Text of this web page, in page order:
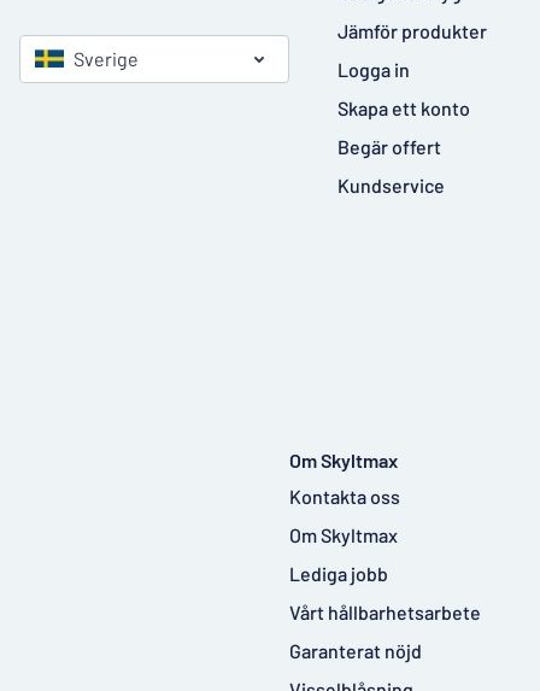
Sverige
Jämför produkter
Logga in
Skapa ett konto
Begär offert
Kundservice
Om Skyltmax
Kontakta oss
Om Skyltmax
Lediga jobb
Vårt hållbarhetsarbete
Garanterat nöjd